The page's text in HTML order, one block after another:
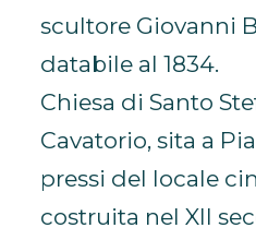
scultore Giovanni
databile al 1834.
Chiesa di Santo
Cavatorio, sita a
pressi del locale
costruita nel XII